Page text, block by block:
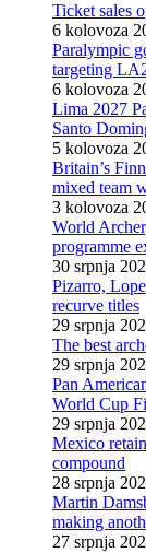
Ticket sales
6 kolovoza
Paralympic
targeting
6 kolovoza
Lima 2027
Santo
5 kolovoza
Britain’s
mixed team
3 kolovoza
World
programme
30 srpnja
Pizarro,
recurve titles
29 srpnja
The best
29 srpnja
Pan
World Cup
29 srpnja
Mexico
compound
28 srpnja
Martin
making
27 srpnja